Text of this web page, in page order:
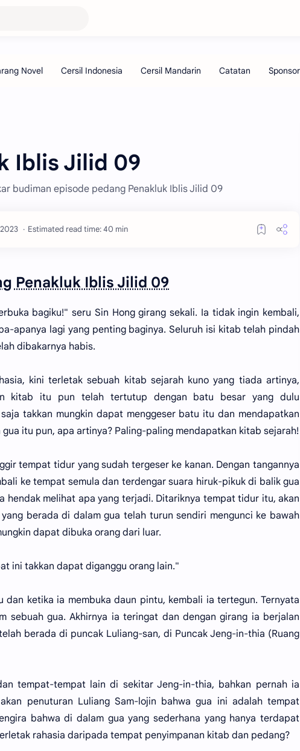
Iblis Jilid 09
budiman episode pedang Penakluk Iblis Jilid 09
Estimated read time: 40 min
Penakluk Iblis Jilid 09
bagiku!" seru Sin Hong girang sekali. Ia tidak ingin kembali,
apanya lagi yang penting baginya. Seluruh isi kitab telah pindah
dibakarnya habis.
kini terletak sebuah kitab sejarah kuno yang tiada artinya,
kitab itu pun telah tertutup dengan batu besar yang dulu
takkan mungkin dapat menggeser batu itu dan mendapatkan
itu pun, apa artinya? Paling-paling mendapatkan kitab sejarah!
tempat tidur yang sudah tergeser ke kanan. Dengan tangannya
ke tempat semula dan terdengar suara hiruk-pikuk di balik gua
hendak melihat apa yang terjadi. Ditariknya tempat tidur itu, akan
berada di dalam gua telah turun sendiri mengunci ke bawah
dapat dibuka orang dari luar.
ini takkan dapat diganggu orang lain."
ketika ia membuka daun pintu, kembali ia tertegun. Ternyata
sebuah gua. Akhirnya ia teringat dan dengan girang ia berjalan
berada di puncak Luliang-san, di Puncak Jeng-in-thia (Ruang
tempat-tempat lain di sekitar Jeng-in-thia, bahkan pernah ia
penuturan Luliang Sam-lojin bahwa gua ini adalah tempat
bahwa di dalam gua yang sederhana yang hanya terdapat
rahasia daripada tempat penyimpanan kitab dan pedang?